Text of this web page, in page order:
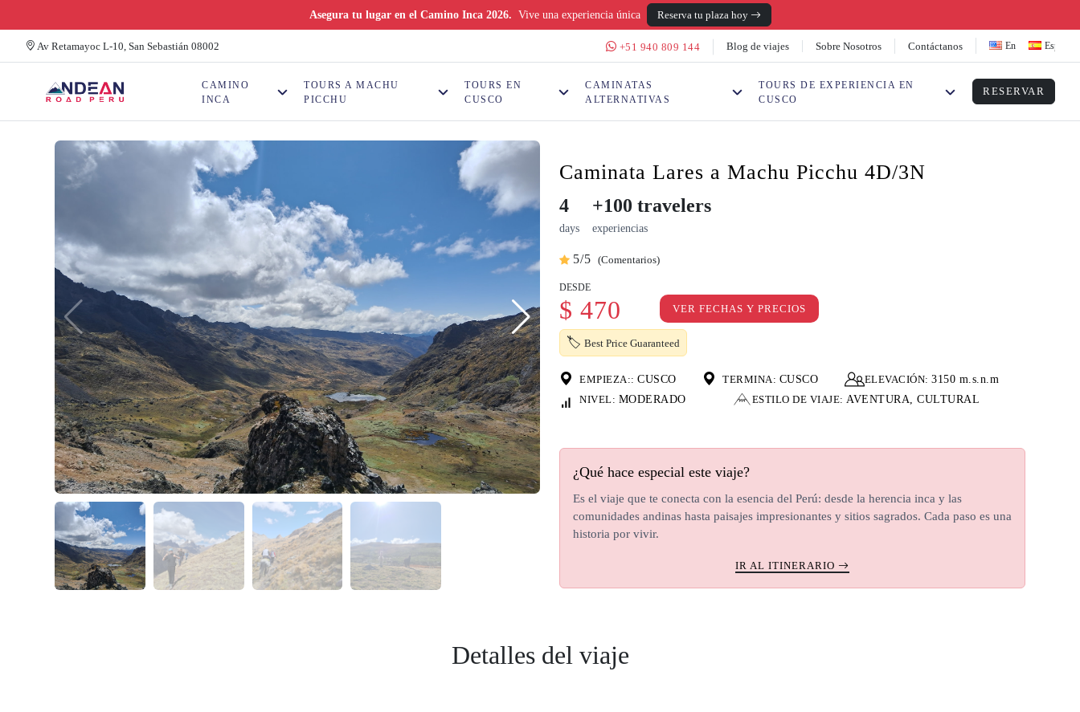
Asegura tu lugar en el Camino Inca 2026. Vive una experiencia única Reserva tu plaza hoy
Av Retamayoc L-10, San Sebastián 08002 +51 940 809 144 Blog de viajes Sobre Nosotros Contáctanos English Español
CAMINO
INCA
TOURS A MACHU
PICCHU
TOURS EN
CUSCO
CAMINATAS
ALTERNATIVAS
TOURS DE EXPERIENCIA EN
CUSCO
RESERVAR
Caminata Lares a Machu Picchu 4D/3N
4
days
+100 travelers
experiencias
5/5 (Comentarios)
DESDE
$ 470 VER FECHAS Y PRECIOS
🏷 Best Price Guaranteed
EMPIEZA:: CUSCO TERMINA: CUSCO ELEVACIÓN:3150 m.s.n.m
NIVEL: MODERADO ESTILO DE VIAJE: AVENTURA, CULTURAL
¿Qué hace especial este viaje?
Es el viaje que te conecta con la esencia del Perú: desde la herencia inca y las
comunidades andinas hasta paisajes impresionantes y sitios sagrados. Cada paso es una
historia por vivir.
IR AL ITINERARIO
Detalles del viaje